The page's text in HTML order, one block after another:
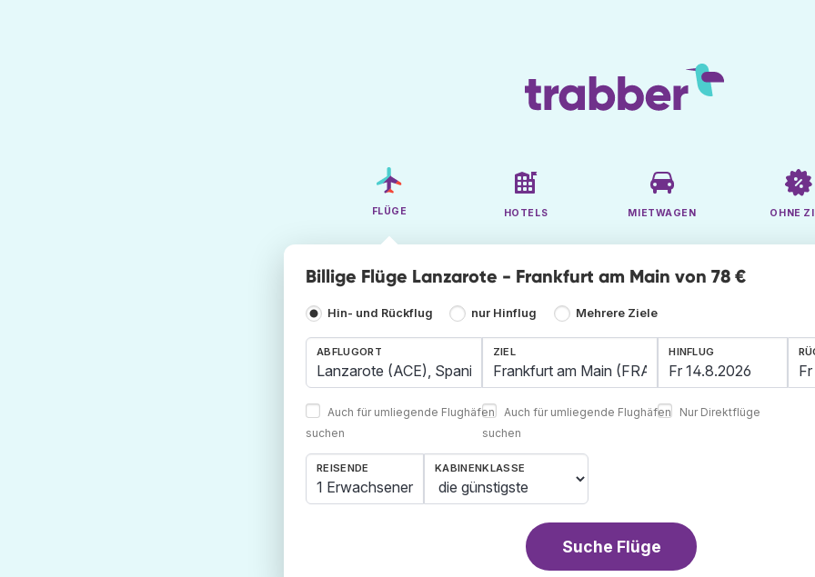
FLÜGE HOTELS MIETWAGEN OHNE
Billige Flüge Lanzarote - Frankfurt am Main von 78 €
Hin- und Rückflug nur Hinflug Mehrere Ziele
ABFLUGORT
Auch für umliegende Flughäfen
suchen
ZIEL
Auch für umliegende Flughäfen
suchen
HINFLUG
Nur Direktflüge
REISENDE
1 Erwachsener
KABINENKLASSE
Suche Flüge